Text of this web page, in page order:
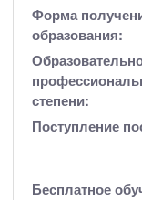
o
Форма
образования:
степени:
Поступление
Бесплатное